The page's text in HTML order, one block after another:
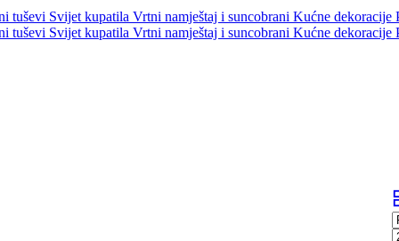
tuševi Svijet kupatila Vrtni namještaj i suncobrani Kućne dekoracije
tuševi Svijet kupatila Vrtni namještaj i suncobrani Kućne dekoracije